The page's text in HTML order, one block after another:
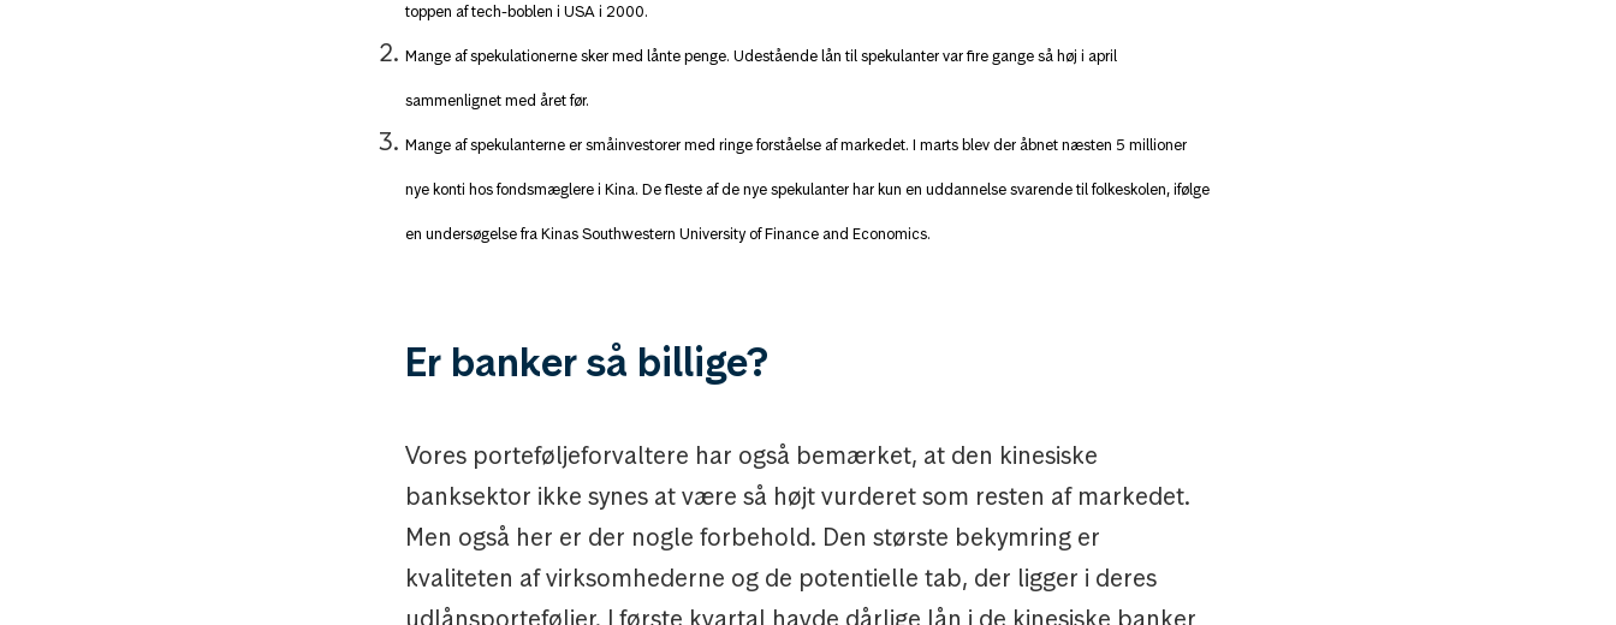
toppen af tech-boblen i USA i 2000.
Mange af spekulationerne sker med lånte penge. Udestående lån til spekulanter var fire gange så høj i april
sammenlignet med året før.
Mange af spekulanterne er småinvestorer med ringe forståelse af markedet. I marts blev der åbnet næsten 5 millioner
nye konti hos fondsmæglere i Kina. De fleste af de nye spekulanter har kun en uddannelse svarende til folkeskolen, ifølge
en undersøgelse fra Kinas Southwestern University of Finance and Economics.
Er banker så billige?
Vores porteføljeforvaltere har også bemærket, at den kinesiske
banksektor ikke synes at være så højt vurderet som resten af markedet.
Men også her er der nogle forbehold. Den største bekymring er
kvaliteten af virksomhederne og de potentielle tab, der ligger i deres